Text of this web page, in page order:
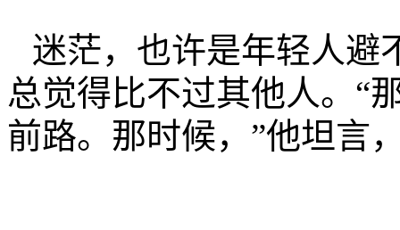
迷茫，也许是年轻人避
总觉得比不过其他人。“
前路。那时候，”他坦言